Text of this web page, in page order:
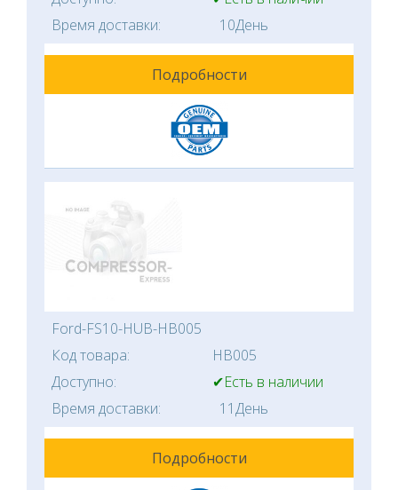
Время доставки:
10День
Подробности
Ford-FS10-HUB-HB005
Код товара:
HB005
Доступно:
✔Есть в наличии
Время доставки:
11День
Подробности